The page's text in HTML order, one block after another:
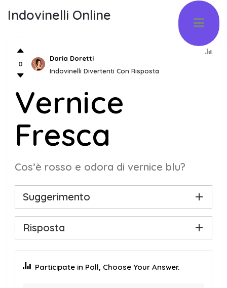
Indovinelli Online
0
Daria Doretti
Indovinelli Divertenti Con Risposta
Vernice
Fresca
Cos’è rosso e odora di vernice blu?
Suggerimento
Risposta
Participate in Poll, Choose Your Answer.